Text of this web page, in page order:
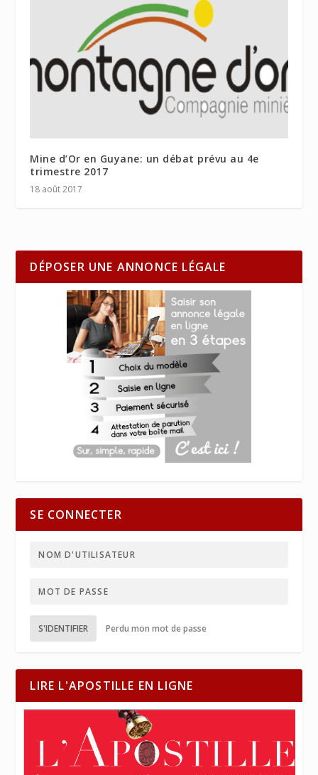
Mine d’Or en Guyane: un débat prévu au 4e
trimestre 2017
18 août 2017
DÉPOSER UNE ANNONCE LÉGALE
SE CONNECTER
S'IDENTIFIER Perdu mon mot de passe
LIRE L'APOSTILLE EN LIGNE